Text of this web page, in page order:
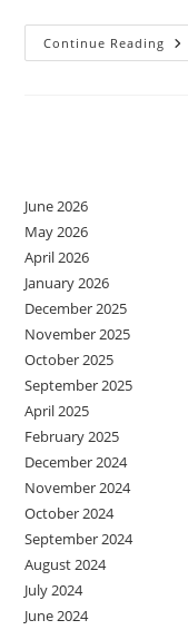
Continue Reading Ce
Au
June 2026
May 2026
April 2026
January 2026
December 2025
November 2025
October 2025
September 2025
April 2025
February 2025
December 2024
November 2024
October 2024
September 2024
August 2024
July 2024
June 2024